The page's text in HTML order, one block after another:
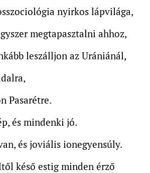
nyirkos lápvilága,
megtapasztalni ahhoz,
leszálljon az Urániánál,
Pasarétre.
és mindenki jó.
és joviális ionegyensúly.
késő estig minden érző